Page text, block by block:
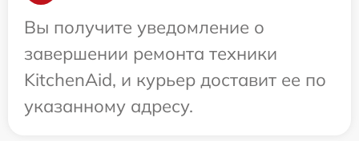
Вы получите уведомление о
завершении ремонта техники
KitchenAid, и курьер доставит ее по
указанному адресу.